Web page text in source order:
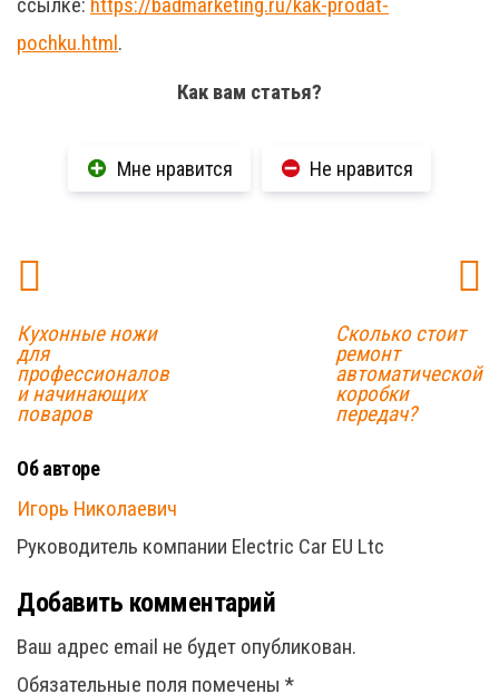
ссылке: https://badmarketing.ru/kak-prodat-
pochku.html.
Как вам статья?
Мне нравится Не нравится
Кухонные ножи
для
профессионалов
и начинающих
поваров
Сколько стоит
ремонт
автоматической
коробки
передач?
Об авторе
Игорь Николаевич
Руководитель компании Electric Car EU Ltc
Добавить комментарий
Ваш адрес email не будет опубликован.
Обязательные поля помечены *